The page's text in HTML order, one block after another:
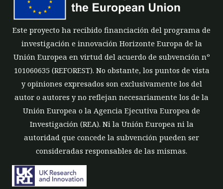
Este proyecto ha recibido financiación del programa de
investigación e innovación Horizonte Europa de la
Unión Europea en virtud del acuerdo de subvención nº
101060635 (REFOREST). No obstante, los puntos de vista
y opiniones expresados son exclusivamente los del
autor o autores y no reflejan necesariamente los de la
Unión Europea o la Agencia Ejecutiva Europea de
Investigación (REA). Ni la Unión Europea ni la
autoridad que concede la subvención pueden ser
consideradas responsables de las mismas.